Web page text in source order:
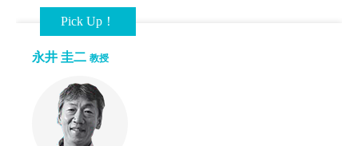
Pick Up！
永井 圭二 教授